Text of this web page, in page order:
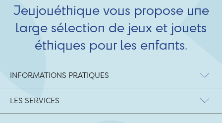
Jeujouéthique vous propose une
large sélection de jeux et jouets
éthiques pour les enfants.
INFORMATIONS PRATIQUES
LES SERVICES